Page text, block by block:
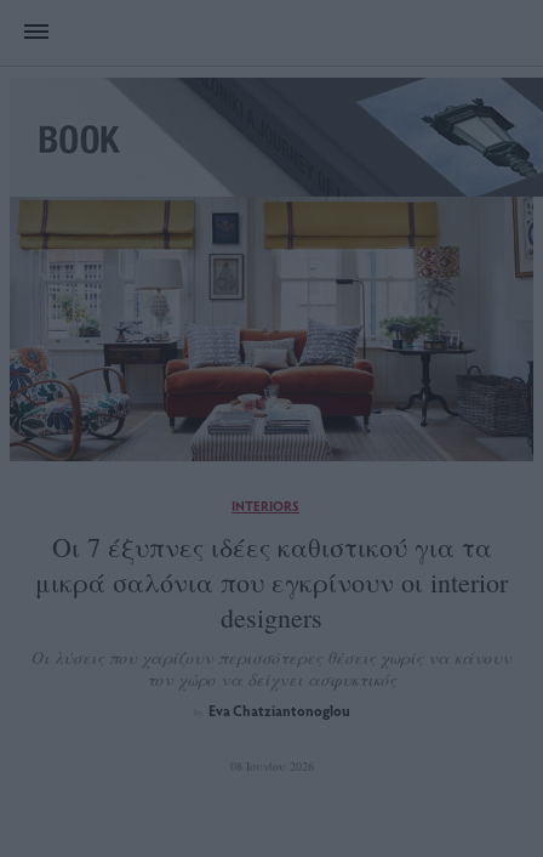
INTERIORS
Οι 7 έξυπνες ιδέες καθιστικού για τα
μικρά σαλόνια που εγκρίνουν οι interior
designers
Οι λύσεις που χαρίζουν περισσότερες θέσεις χωρίς να κάνουν
τον χώρο να δείχνει ασφυκτικός
Eva Chatziantonoglou
08 Ιουνίου 2026